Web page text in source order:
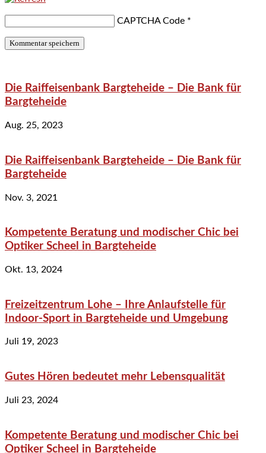
CAPTCHA Code *
Die Raiffeisenbank Bargteheide – Die Bank für
Bargteheide
Aug. 25, 2023
Die Raiffeisenbank Bargteheide – Die Bank für
Bargteheide
Nov. 3, 2021
Kompetente Beratung und modischer Chic bei
Optiker Scheel in Bargteheide
Okt. 13, 2024
Freizeitzentrum Lohe – Ihre Anlaufstelle für
Indoor-Sport in Bargteheide und Umgebung
Juli 19, 2023
Gutes Hören bedeutet mehr Lebensqualität
Juli 23, 2024
Kompetente Beratung und modischer Chic bei
Optiker Scheel in Bargteheide